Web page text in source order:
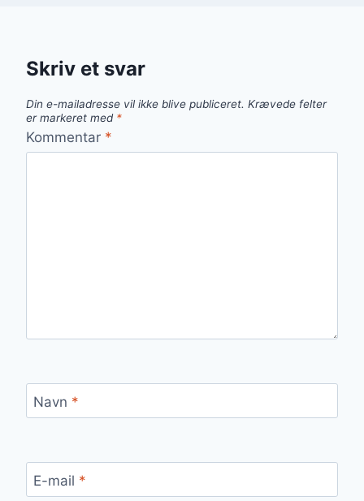
Skriv et svar
Din e-mailadresse vil ikke blive publiceret. Krævede felter
er markeret med *
Kommentar *
Navn *
E-mail *